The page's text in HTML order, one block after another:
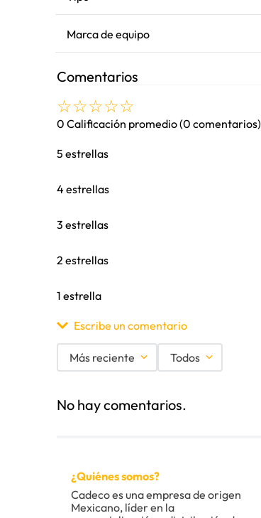
Marca de equipo
Comentarios
☆☆☆☆☆
0 Calificación promedio(0 comentarios)
5 estrellas
4 estrellas
3 estrellas
2 estrellas
1 estrella
Escribe un comentario
Título
Califica el producto de 1 a 5 estrellas
★★★★★
Tu nombre
Más reciente Todos
No hay comentarios.
¿Quiénes somos?
Cadeco es una empresa de origen
Mexicano, líder en la